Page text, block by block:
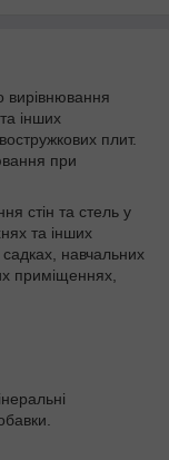
вирівнювання
інших
плит.
при
стін та стель у
та інших
навчальних
приміщеннях,